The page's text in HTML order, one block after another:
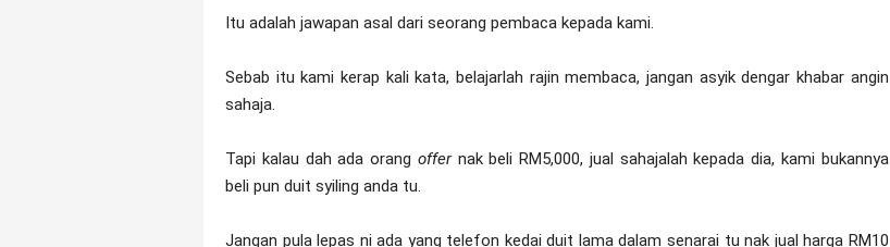
Itu adalah jawapan asal dari seorang pembaca kepada kami.
Sebab itu kami kerap kali kata, belajarlah rajin membaca, jangan asyik dengar khabar angin
sahaja.
Tapi kalau dah ada orang offernak beli RM5,000, jual sahajalah kepada dia, kami bukannya
beli pun duit syiling anda tu.
Jangan pula lepas ni ada yang telefon kedai duit lama dalam senarai tu nak jual harga RM10